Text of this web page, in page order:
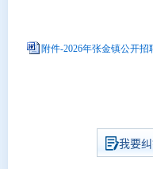
附件-2026年张金镇公开
我要